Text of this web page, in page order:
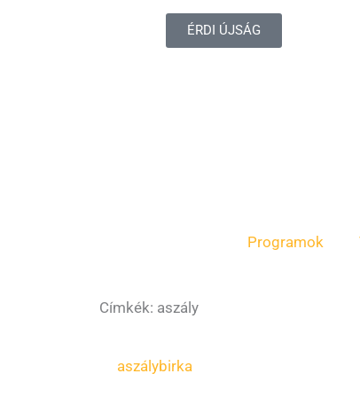
ÉRDI ÚJSÁG
Programok
Címkék: aszály
aszálybirka